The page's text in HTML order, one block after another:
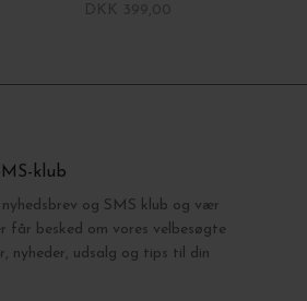
klub
og SMS klub og vær
får besked om vores velbesøgte
nyheder, udsalg og tips til din